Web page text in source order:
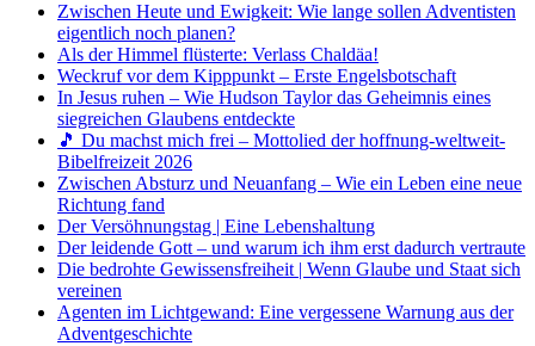
Zwischen Heute und Ewigkeit: Wie lange sollen Adventisten
eigentlich noch planen?
Als der Himmel flüsterte: Verlass Chaldäa!
Weckruf vor dem Kipppunkt – Erste Engelsbotschaft
In Jesus ruhen – Wie Hudson Taylor das Geheimnis eines
siegreichen Glaubens entdeckte
🎵 Du machst mich frei – Mottolied der hoffnung-weltweit-
Bibelfreizeit 2026
Zwischen Absturz und Neuanfang – Wie ein Leben eine neue
Richtung fand
Der Versöhnungstag | Eine Lebenshaltung
Der leidende Gott – und warum ich ihm erst dadurch vertraute
Die bedrohte Gewissensfreiheit | Wenn Glaube und Staat sich
vereinen
Agenten im Lichtgewand: Eine vergessene Warnung aus der
Adventgeschichte